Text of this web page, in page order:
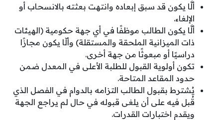
ألَّا يكون قد سبق إبعاده وانتهت بعثته بالانسحاب أو
الإلغاء.
ألَّا يكون الطالب موظفًا في أي جهة حكومية (الهيئات
ذات الميزانية الملحقة والمستقلة) وألّا يكون مجازًا
دراسيًا أو مبعوثًا من جهة أخرى.
تكون أولوية القبول للطلبة الأعلى في المعدل ضمن
حدود المقاعد المتاحة.
يُشترط بقبول الطالب التزامه بالدوام في الفصل الذي
قُبل فيه على أن يلغى قبوله في حال لم يراجع الجهة
ويقدم اختبارات القدرات.